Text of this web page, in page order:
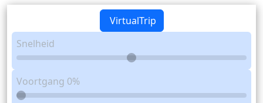
VirtualTrip
Snelheid
Voortgang 0%